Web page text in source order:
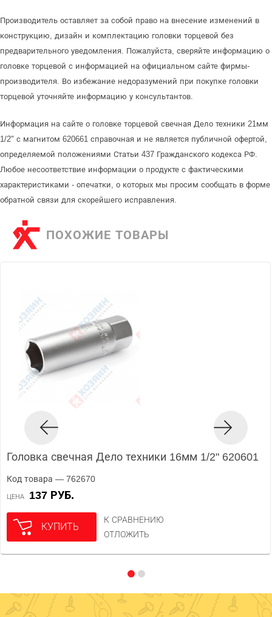
Производитель оставляет за собой право на внесение изменений в
конструкцию, дизайн и комплектацию головки торцевой без
предварительного уведомления. Пожалуйста, сверяйте информацию о
головке торцевой с информацией на официальном сайте фирмы-
производителя. Во избежание недоразумений при покупке головки
торцевой уточняйте информацию у консультантов.
Информация на сайте о головке торцевой свечная Дело техники 21мм
1/2" с магнитом 620661 справочная и не является публичной офертой,
определяемой положениями Статьи 437 Гражданского кодекса РФ.
Любое несоответствие информации о продукте с фактическими
характеристиками - опечатки, о которых мы просим сообщать в форме
обратной связи для скорейшего исправления.
ПОХОЖИЕ ТОВАРЫ
Головка свечная Дело техники 16мм 1/2" 620601
Код товара — 762670
ЦЕНА 137 РУБ.
КУПИТЬ
К СРАВНЕНИЮ
ОТЛОЖИТЬ